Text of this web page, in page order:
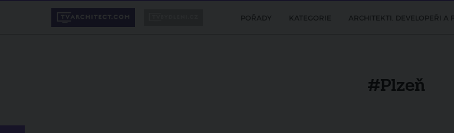
POŘADY KATEGORIE ARCHITEKTI, DEVELOPEŘI A
#Plzeň